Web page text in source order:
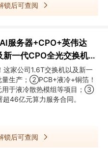
锁后可查阅
AI服务器+CPO+英伟达
一代CPO全光交换机样
家公司1.6T交换机以及新一
量生产；②PCB+液冷+铜箔！
用于液冷散热模组等项目；③
46亿元算力服务合同。
锁后可查阅